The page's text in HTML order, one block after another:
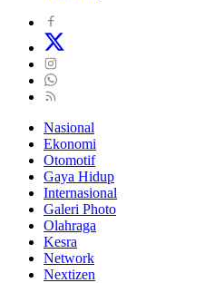
Nasional
Ekonomi
Otomotif
Gaya Hidup
Internasional
Galeri Photo
Olahraga
Kesra
Network
Nextizen